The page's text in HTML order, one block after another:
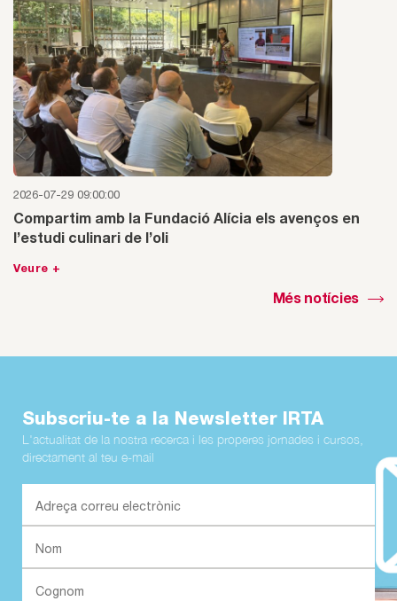
2026-07-29 09:00:00
Compartim amb la Fundació Alícia els avenços en
l’estudi culinari de l’oli
Veure +
Més notícies
Subscriu-te a la Newsletter IRTA
L'actualitat de la nostra recerca i les properes jornades i cursos,
directament al teu e-mail